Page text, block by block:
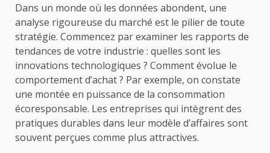
Dans un monde où les données abondent, une
analyse rigoureuse du marché est le pilier de toute
stratégie. Commencez par examiner les rapports de
tendances de votre industrie : quelles sont les
innovations technologiques ? Comment évolue le
comportement d’achat ? Par exemple, on constate
une montée en puissance de la consommation
écoresponsable. Les entreprises qui intègrent des
pratiques durables dans leur modèle d’affaires sont
souvent perçues comme plus attractives.